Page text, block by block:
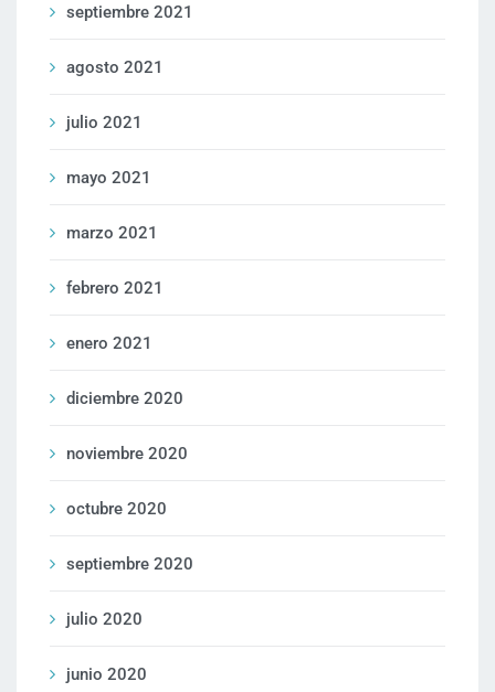
septiembre 2021
agosto 2021
julio 2021
mayo 2021
marzo 2021
febrero 2021
enero 2021
diciembre 2020
noviembre 2020
octubre 2020
septiembre 2020
julio 2020
junio 2020